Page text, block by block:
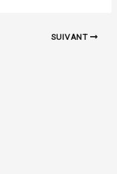
SUIVANT